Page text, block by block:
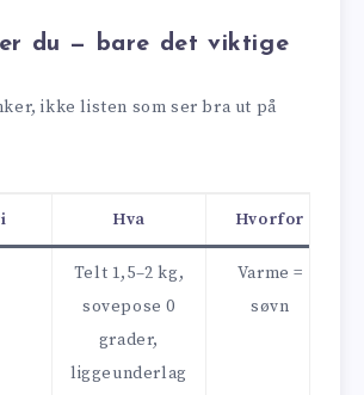
du — bare det viktige
ikke listen som ser bra ut på
Hva Hvorfor
Telt 1,5–2 kg,
sovepose 0
grader,
liggeunderlag
Varme =
søvn